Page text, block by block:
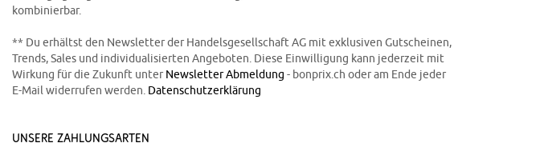
kombinierbar.
** Du erhältst den Newsletter der Handelsgesellschaft AG mit exklusiven Gutscheinen,
Trends, Sales und individualisierten Angeboten. Diese Einwilligung kann jederzeit mit
Wirkung für die Zukunft unterNewsletter Abmeldung - bonprix.ch oder am Ende jeder
E-Mail widerrufen werden. Datenschutzerklärung
Unsere Zahlungsarten